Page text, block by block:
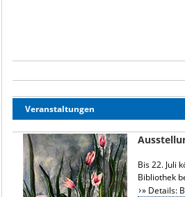
Veranstaltungen
Bis 22. Juli
Bibliothek
» Details: